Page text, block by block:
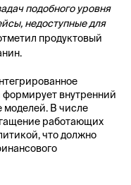
подобного уровня
недоступные для
продуктовый
формирует внутренний
моделей. В числе
работающих
что должно